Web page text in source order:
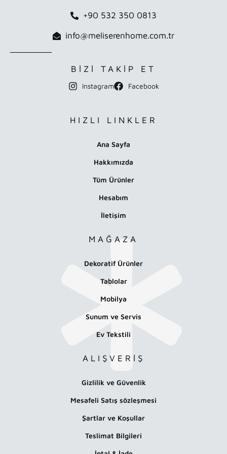
+90 532 350 0813
info@meliserenhome.com.tr
BİZİ TAKİP ET
Instagram Facebook
HIZLI LINKLER
Ana Sayfa
Hakkımızda
Tüm Ürünler
Hesabım
İletişim
MAĞAZA
Dekoratif Ürünler
Tablolar
Mobilya
Sunum ve Servis
Ev Tekstili
ALIŞVERİŞ
Gizlilik ve Güvenlik
Mesafeli Satış sözleşmesi
Şartlar ve Koşullar
Teslimat Bilgileri